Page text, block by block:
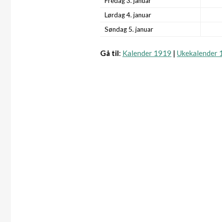
Lørdag 4. januar
Søndag 5. januar
Gå til: Kalender 1919 | Ukekalender